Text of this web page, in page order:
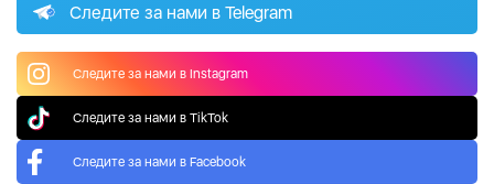
Следите за нами в Telegram
Следите за нами в Instagram
Следите за нами в TikTok
Следите за нами в Facebook